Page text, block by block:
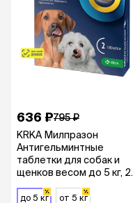
636 ₽795 ₽
KRKA Милпразон
Антигельминтные
таблетки для собак и
щенков весом до 5 кг, 2
до 5 кг от 5 кг